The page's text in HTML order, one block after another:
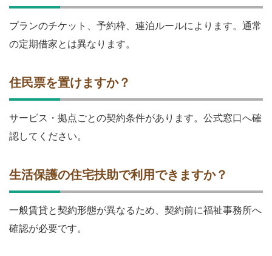
プランのチケット、予約枠、連泊ルールによります。通常
の定期借家とは異なります。
住民票を置けますか？
サービス・拠点ごとの契約条件があります。公式窓口へ確
認してください。
生活保護の住宅扶助で利用できますか？
一般賃貸と契約形態が異なるため、契約前に福祉事務所へ
確認が必要です。